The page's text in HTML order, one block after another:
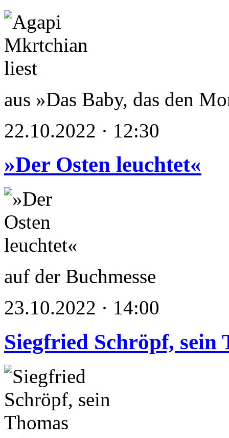
aus »Das Baby, das den
22.10.2022 · 12:30
»Der Osten leuchtet«
auf der Buchmesse
23.10.2022 · 14:00
Siegfried Schröpf, sein